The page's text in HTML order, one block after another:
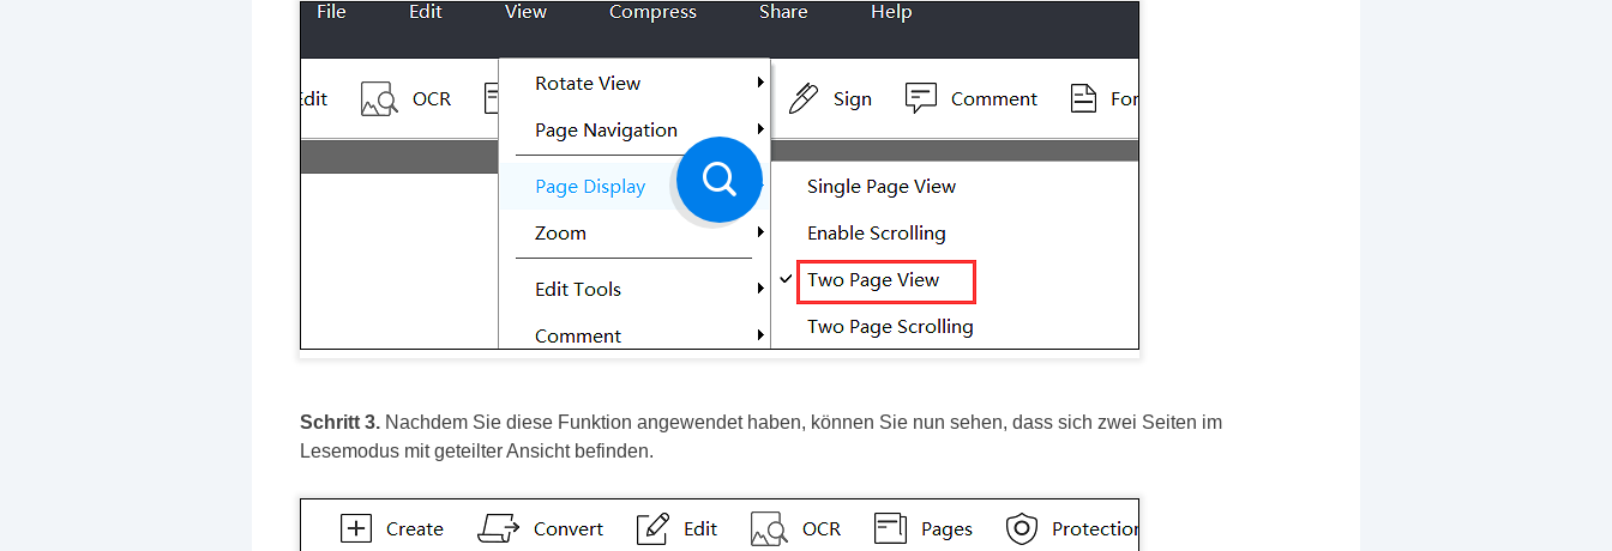
Schritt 3. Nachdem Sie diese Funktion angewendet haben, können Sie nun sehen, dass sich zwei Seiten im
Lesemodus mit geteilter Ansicht befinden.